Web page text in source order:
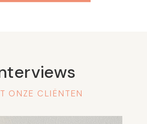
ONZE CLIËNTEN